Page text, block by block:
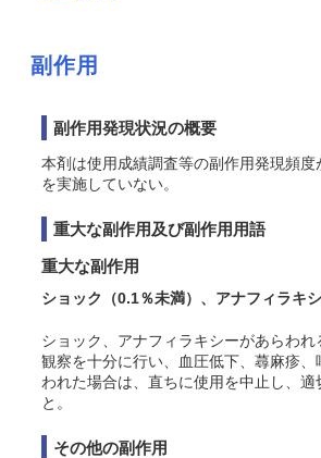
副作用
副作用発現状況の概要
本剤は使用成績調査等の副作用発現頻度
を実施していない。
重大な副作用及び副作用用語
重大な副作用
ショック（0.1％未満） 、アナフィラキ
ショック 、アナフィラキシーがあらわれ
観察を十分に行い、
血圧低下、蕁麻疹、
われた場合は、直ちに使用を中止し、適
と。
その他の副作用